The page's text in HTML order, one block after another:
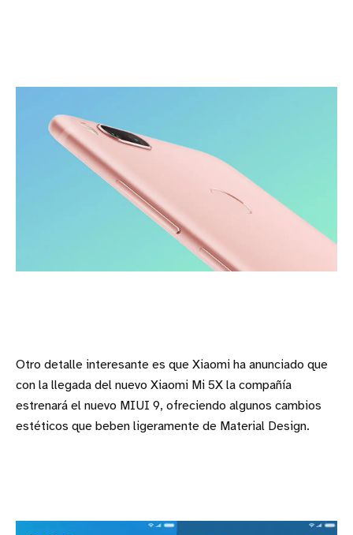
Otro detalle interesante es que Xiaomi ha anunciado que
con la llegada del nuevo Xiaomi Mi 5X la compañía
estrenará el nuevo MIUI 9, ofreciendo algunos cambios
estéticos que beben ligeramente de Material Design.